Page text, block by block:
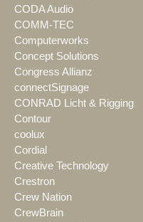
CODA Audio
COMM-TEC
Computerworks
Concept Solutions
Congress Allianz
connectSignage
CONRAD Licht & Rigging
Contour
coolux
Cordial
Creative Technology
Crestron
Crew Nation
CrewBrain